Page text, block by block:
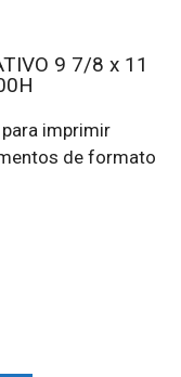
9 7/8 x 11
imprimir
de formato